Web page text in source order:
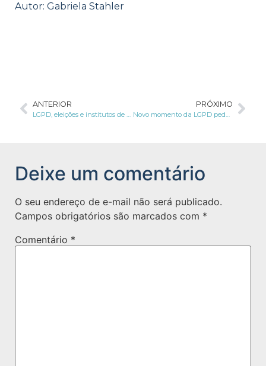
Autor: Gabriela Stahler
ANTERIOR PRÓXIMO
Deixe um comentário
O seu endereço de e-mail não será publicado.
Campos obrigatórios são marcados com *
Comentário *